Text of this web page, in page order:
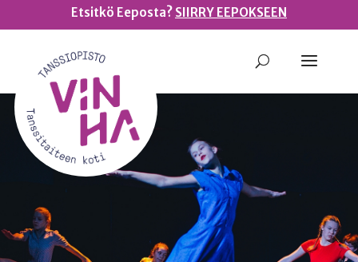
Etsitkö Eeposta? SIIRRY EEPOKSEEN